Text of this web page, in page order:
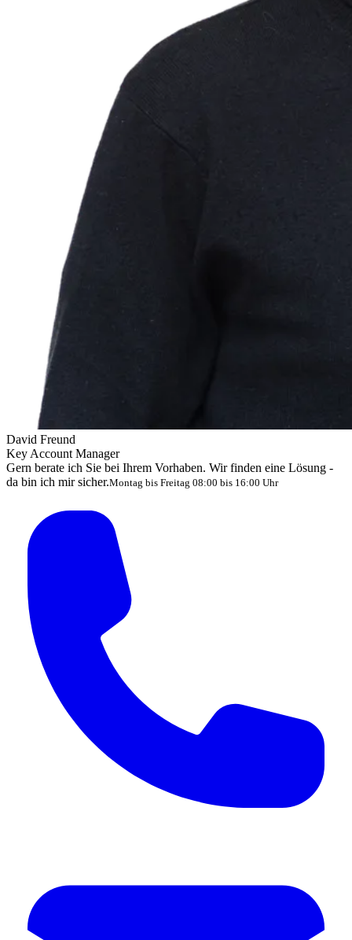
David Freund
Key Account Manager
Gern berate ich Sie bei Ihrem Vorhaben. Wir finden eine Lösung -
da bin ich mir sicher.Montag bis Freitag 08:00 bis 16:00 Uhr